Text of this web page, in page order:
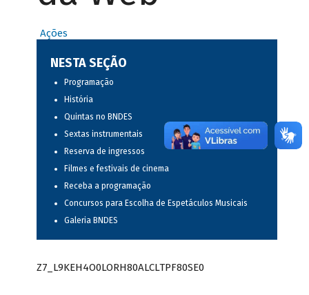
Ações
NESTA SEÇÃO
Programação
História
Quintas no BNDES
Sextas instrumentais
Reserva de ingressos
Filmes e festivais de cinema
Receba a programação
Concursos para Escolha de Espetáculos Musicais
Galeria BNDES
Z7_L9KEH4O0LORH80ALCLTPF80SE0